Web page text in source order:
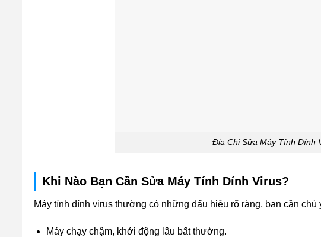
Địa Chỉ Sửa Máy Tính Dính
Khi Nào Bạn Cần Sửa Máy Tính Dính Virus?
Máy tính dính virus thường có những dấu hiệu rõ ràng, bạn cần chú
Máy chạy chậm, khởi động lâu bất thường.